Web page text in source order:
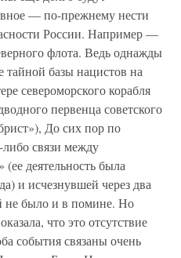
— по-прежнему нести
России. Например —
флота. Ведь однажды
тайной базы нацистов на
североморского корабля
первенца советского
До сих пор по
связи между
деятельность была
и исчезнувшей через два
не было и в помине. Но
что это отсутствие
события связаны очень